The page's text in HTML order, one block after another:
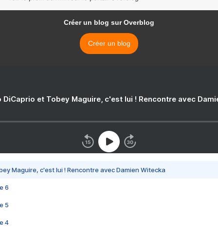
Créer un blog sur Overblog
Créer un blog
DiCaprio et Tobey Maguire, c'est lui ! Rencontre avec
Maguire, c'est lui ! Rencontre avec Damien Witecka
6
5
4